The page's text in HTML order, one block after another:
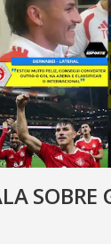
SOBRE